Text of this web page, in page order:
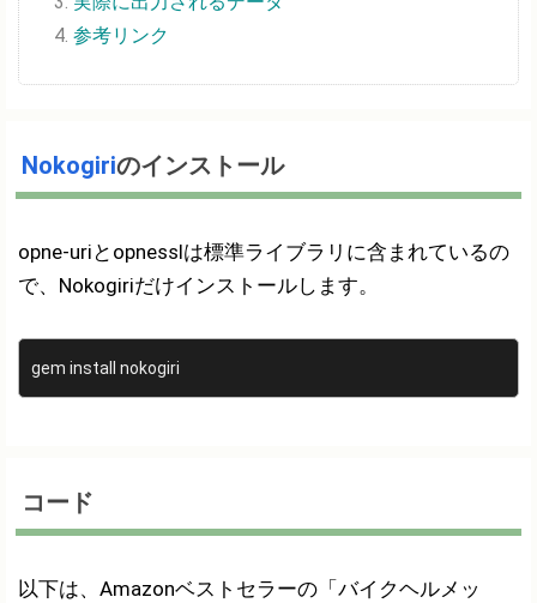
参考リンク
Nokogiriのインストール
opne-uriとopnesslは標準ライブラリに含まれているの
で、Nokogiriだけインストールします。
gem install nokogiri
コード
以下は、Amazonベストセラーの「バイクヘルメッ